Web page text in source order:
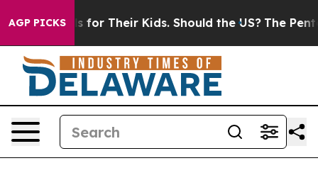
AGP PICKS
Controls for Their Kids. Should the US? The